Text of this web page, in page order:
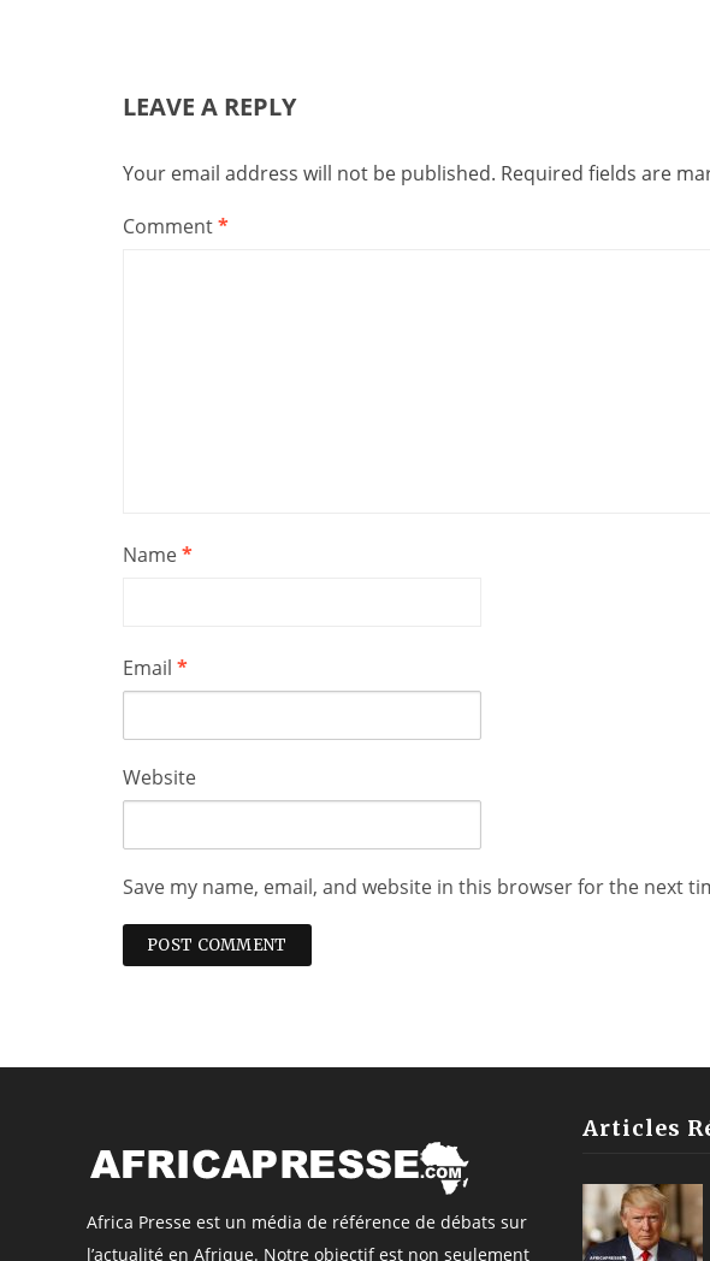
LEAVE A REPLY
Your email address will not be published. Required fields are
Comment*
Name*
Email *
Website
Save my name, email, and website in this browser for the next
Africa Presse est un média de référence de débats sur
l’actualité en Afrique. Notre objectif est non seulement
Articles